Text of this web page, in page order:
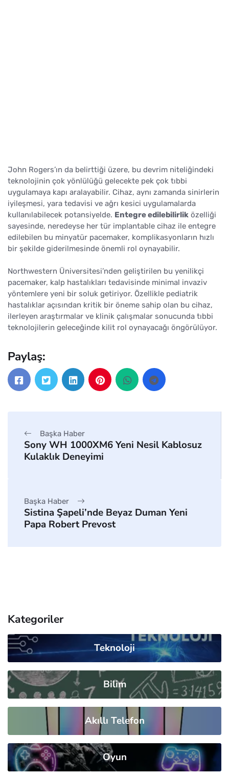
John Rogers’ın da belirttiği üzere, bu devrim niteliğindeki
teknolojinin çok yönlülüğü gelecekte pek çok tıbbi
uygulamaya kapı aralayabilir. Cihaz, aynı zamanda sinirlerin
iyileşmesi, yara tedavisi ve ağrı kesici uygulamalarda
kullanılabilecek potansiyelde. Entegre edilebilirlik özelliği
sayesinde, neredeyse her tür implantable cihaz ile entegre
edilebilen bu minyatür pacemaker, komplikasyonların hızlı
bir şekilde giderilmesinde önemli rol oynayabilir.
Northwestern Üniversitesi’nden geliştirilen bu yenilikçi
pacemaker, kalp hastalıkları tedavisinde minimal invaziv
yöntemlere yeni bir soluk getiriyor. Özellikle pediatrik
hastalıklar açısından kritik bir öneme sahip olan bu cihaz,
ilerleyen araştırmalar ve klinik çalışmalar sonucunda tıbbi
teknolojilerin geleceğinde kilit rol oynayacağı öngörülüyor.
Paylaş:
Başka Haber
Sony WH 1000XM6 Yeni Nesil Kablosuz
Kulaklık Deneyimi
Başka Haber
Sistina Şapeli’nde Beyaz Duman Yeni
Papa Robert Prevost
Kategoriler
Teknoloji
Bilim
Akıllı Telefon
Oyun